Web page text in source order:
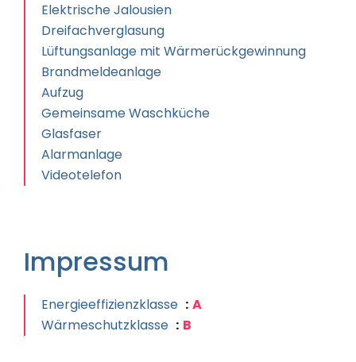
Elektrische Jalousien
Dreifachverglasung
Lüftungsanlage mit Wärmerückgewinnung
Brandmeldeanlage
Aufzug
Gemeinsame Waschküche
Glasfaser
Alarmanlage
Videotelefon
Impressum
Energieeffizienzklasse
A
Wärmeschutzklasse
B